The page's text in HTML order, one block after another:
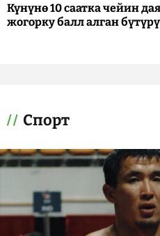
Күнүнө 10 саатка чейин
жогорку балл алган
Спорт